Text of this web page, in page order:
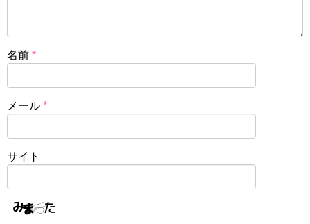
名前 *
メール *
サイト